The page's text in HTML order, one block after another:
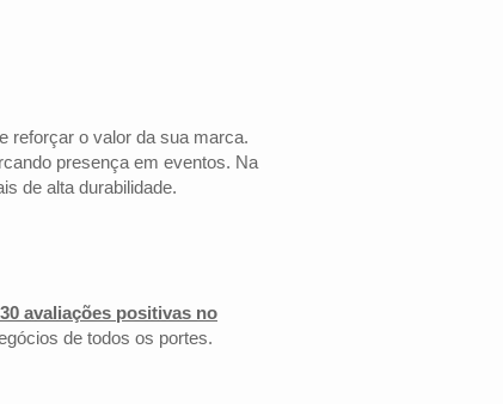
reforçar o valor da sua marca.
presença em eventos. Na
de alta durabilidade.
avaliações positivas no
de todos os portes.